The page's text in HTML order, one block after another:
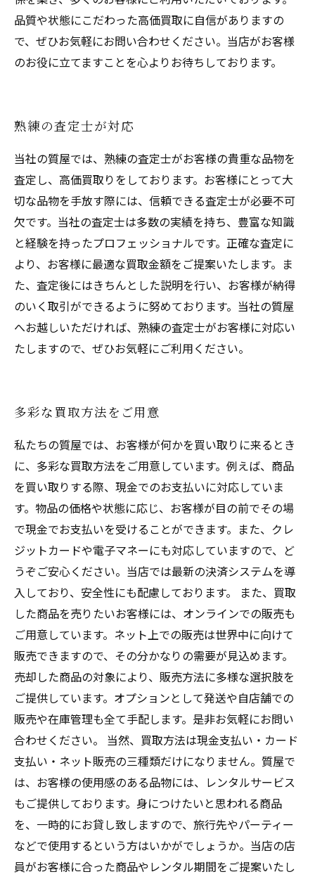
品質や状態にこだわった高価買取に自信がありますの
で、ぜひお気軽にお問い合わせください。当店がお客様
のお役に立てますことを心よりお待ちしております。
熟練の査定士が対応
当社の質屋では、熟練の査定士がお客様の貴重な品物を
査定し、高価買取りをしております。お客様にとって大
切な品物を手放す際には、信頼できる査定士が必要不可
欠です。当社の査定士は多数の実績を持ち、豊富な知識
と経験を持ったプロフェッショナルです。正確な査定に
より、お客様に最適な買取金額をご提案いたします。ま
た、査定後にはきちんとした説明を行い、お客様が納得
のいく取引ができるように努めております。当社の質屋
へお越しいただければ、熟練の査定士がお客様に対応い
たしますので、ぜひお気軽にご利用ください。
多彩な買取方法をご用意
私たちの質屋では、お客様が何かを買い取りに来るとき
に、多彩な買取方法をご用意しています。例えば、商品
を買い取りする際、現金でのお支払いに対応していま
す。物品の価格や状態に応じ、お客様が目の前でその場
で現金でお支払いを受けることができます。また、クレ
ジットカードや電子マネーにも対応していますので、ど
うぞご安心ください。当店では最新の決済システムを導
入しており、安全性にも配慮しております。 また、買取
した商品を売りたいお客様には、オンラインでの販売も
ご用意しています。ネット上での販売は世界中に向けて
販売できますので、その分かなりの需要が見込めます。
売却した商品の対象により、販売方法に多様な選択肢を
ご提供しています。オプションとして発送や自店舗での
販売や在庫管理も全て手配します。是非お気軽にお問い
合わせください。 当然、買取方法は現金支払い・カード
支払い・ネット販売の三種類だけになりません。質屋で
は、お客様の使用感のある品物には、レンタルサービス
もご提供しております。身につけたいと思われる商品
を、一時的にお貸し致しますので、旅行先やパーティー
などで使用するという方はいかがでしょうか。当店の店
員がお客様に合った商品やレンタル期間をご提案いたし